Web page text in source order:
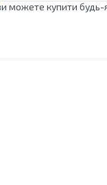
можете купити